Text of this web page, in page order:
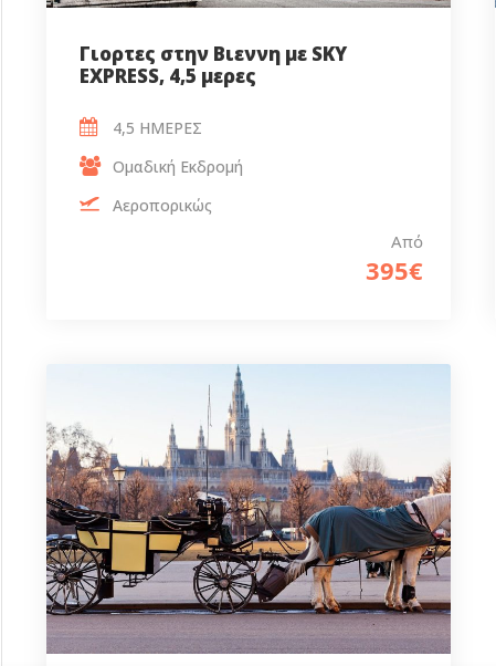
Γιορτες στην Βιεννη με SKY
EXPRESS, 4,5 μερες
Από
395€
4,5 ΗΜΕΡΕΣ
Ομαδική Εκδρομή
Αεροπορικώς